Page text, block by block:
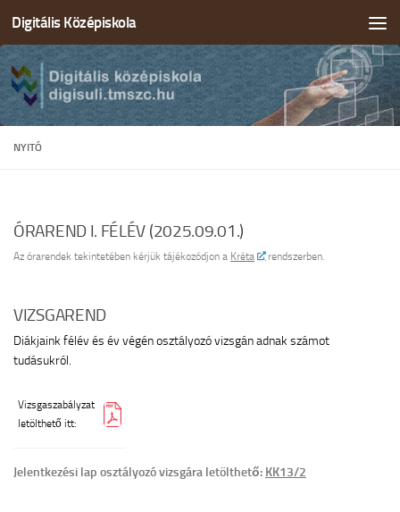
Skip to content
Digitális Középiskola
NYITÓ
ÓRAREND I. FÉLÉV (2025.09.01.)
Az órarendek tekintetében kérjük tájékozódjon a Kréta rendszerben.
VIZSGAREND
Diákjaink félév és év végén osztályozó vizsgán adnak számot
tudásukról.
Vizsgaszabályzat
letölthető itt:
Jelentkezési lap osztályozó vizsgára letölthető: KK13/2